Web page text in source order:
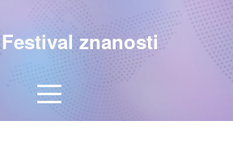
Festival znanosti